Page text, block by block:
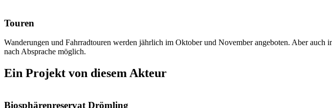
Touren
Wanderungen und Fahrradtouren werden jährlich im Oktober und November angeboten. Aber
nach Absprache möglich.
Ein Projekt von diesem Akteur
Biosphärenreservat Drömling